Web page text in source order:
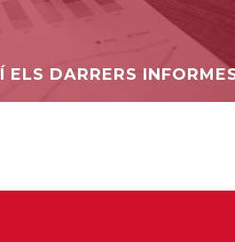
ELS DARRERS